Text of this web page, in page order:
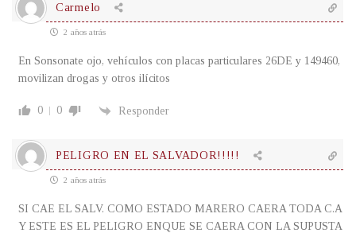
Carmelo
2 años atrás
En Sonsonate ojo, vehículos con placas particulares 26DE y 149460,
movilizan drogas y otros ilícitos
0 0 Responder
PELIGRO EN EL SALVADOR!!!!!
2 años atrás
SI CAE EL SALV. COMO ESTADO MARERO CAERA TODA C.A
Y ESTE ES EL PELIGRO ENQUE SE CAERA CON LA SUPUSTA